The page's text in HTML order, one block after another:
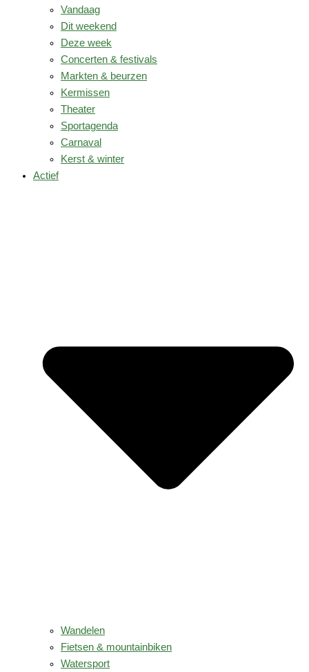
Vandaag
Dit weekend
Deze week
Concerten & festivals
Markten & beurzen
Kermissen
Theater
Sportagenda
Carnaval
Kerst & winter
Actief
Wandelen
Fietsen & mountainbiken
Watersport